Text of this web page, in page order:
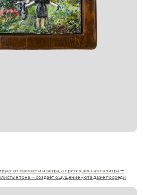
от свежести и ветра, а приглушённая палитра —
тона — создаёт ощущение уюта даже посреди